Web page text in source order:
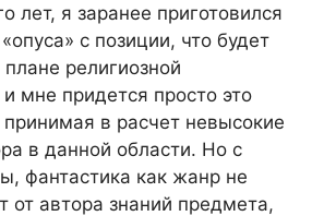
лет, я заранее приготовился
с позиции, что будет
религиозной
мне придется просто это
принимая в расчет невысокие
в данной области. Но с
фантастика как жанр не
от автора знаний предмета,